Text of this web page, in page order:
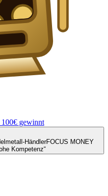
100€ gewinnt
HändlerFOCUS MONEY
Kompetenz“